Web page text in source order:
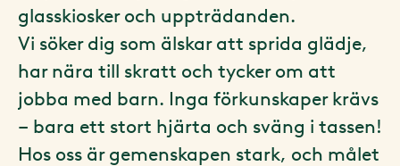
glasskiosker och uppträdanden.
Vi söker dig som älskar att sprida glädje,
har nära till skratt och tycker om att
jobba med barn. Inga förkunskaper krävs
– bara ett stort hjärta och sväng i tassen!
Hos oss är gemenskapen stark, och målet